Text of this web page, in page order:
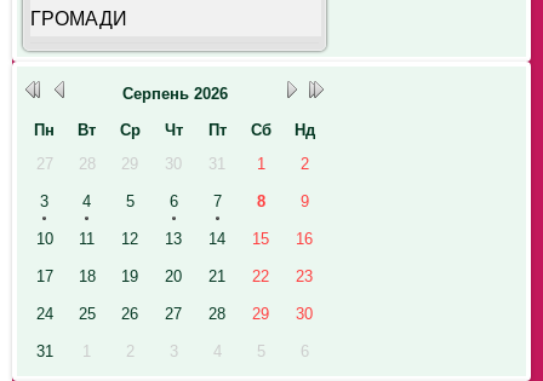
ГРОМАДИ
Серпень 2026
Пн
Вт Ср Чт Пт Сб
Нд
27
28 29 30 31 1 2
3 4 5 6 7 8 9
10 11 12 13 14 15 16
17 18 19 20 21 22 23
24 25 26 27 28 29 30
31 1 2 3 4 5 6